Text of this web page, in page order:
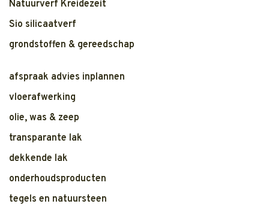
Natuurverf Kreidezeit
Sio silicaatverf
grondstoffen & gereedschap
afspraak advies inplannen
vloerafwerking
olie, was & zeep
transparante lak
dekkende lak
onderhoudsproducten
tegels en natuursteen